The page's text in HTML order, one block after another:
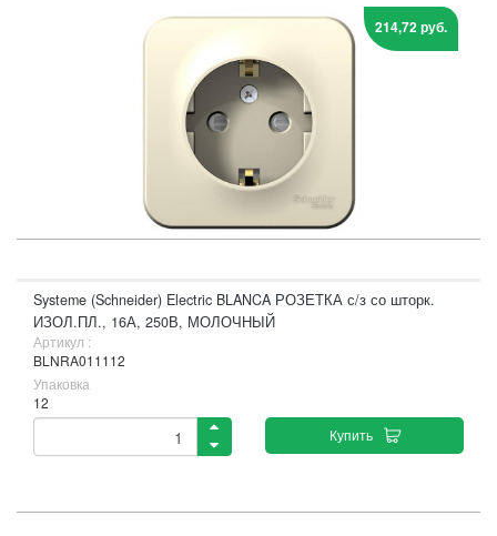
214,72 руб.
Systeme (Schneider) Electric BLANCA РОЗЕТКА с/з со шторк.
ИЗОЛ.ПЛ., 16А, 250В, МОЛОЧНЫЙ
Артикул :
BLNRA011112
Упаковка
12
Купить